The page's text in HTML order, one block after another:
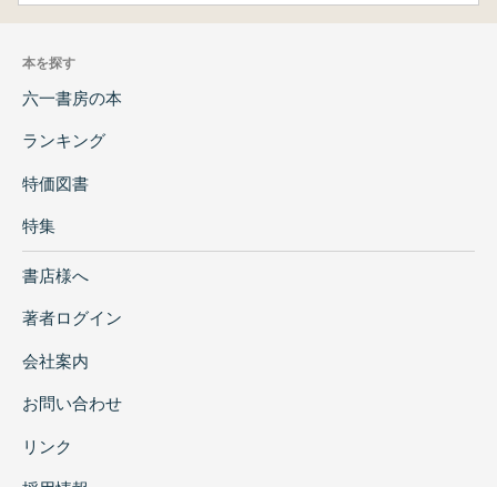
本を探す
六一書房の本
ランキング
特価図書
特集
書店様へ
著者ログイン
会社案内
お問い合わせ
リンク